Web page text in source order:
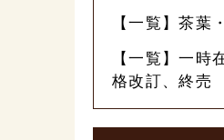
【一覧】茶葉
【一覧】一時
格改訂、終売